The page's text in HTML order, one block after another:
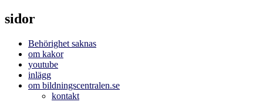
sidor
Behörighet saknas
om kakor
youtube
inlägg
om bildningscentralen.se
kontakt